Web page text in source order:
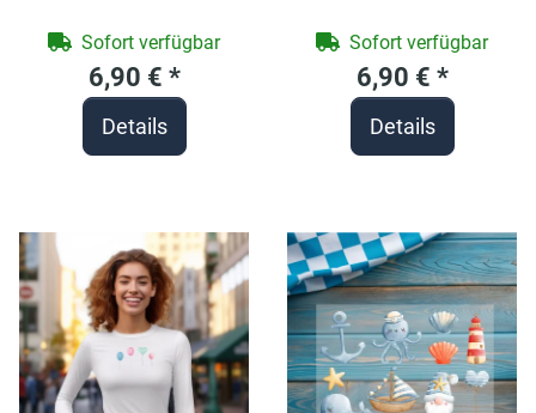
Sofort verfügbar
6,90 € *
Details
Sofort verfügbar
6,90 € *
Details